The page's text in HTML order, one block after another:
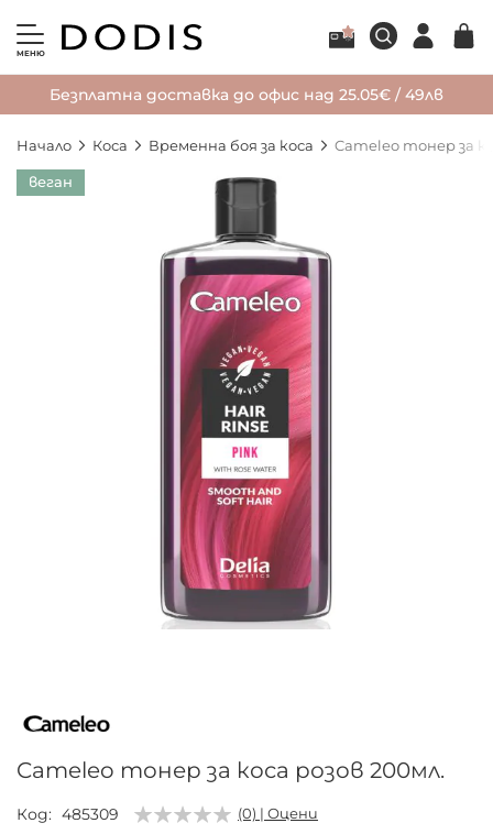
МЕНЮ
Безплатна доставка до офис над 25.05€ / 49лв
Начало Коса Временна боя за коса Cameleo тонер за
веган
Преминете
на
със
Cameleo тонер за коса розов 200мл.
Код 485309 (0) | Оцени